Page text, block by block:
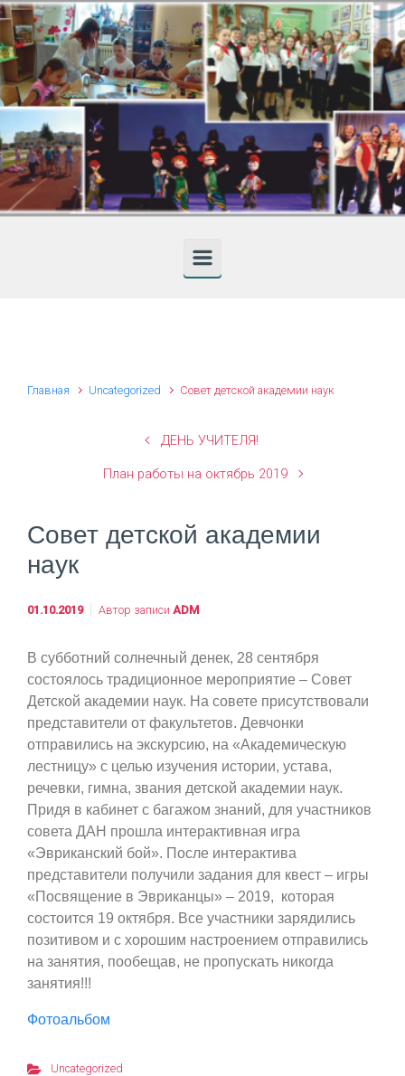
Skip to main content
Главная Uncategorized Совет детской академии наук
ДЕНЬ УЧИТЕЛЯ!
План работы на октябрь 2019
Совет детской академии
наук
01.10.2019 Автор записи ADM
В субботний солнечный денек, 28 сентября
состоялось традиционное мероприятие – Совет
Детской академии наук. На совете присутствовали
представители от факультетов. Девчонки
отправились на экскурсию, на «Академическую
лестницу» с целью изучения истории, устава,
речевки, гимна, звания детской академии наук.
Придя в кабинет с багажом знаний, для участников
совета ДАН прошла интерактивная игра
«Эвриканский бой». После интерактива
представители получили задания для квест – игры
«Посвящение в Эвриканцы» – 2019, которая
состоится 19 октября. Все участники зарядились
позитивом и с хорошим настроением отправились
на занятия, пообещав, не пропускать никогда
занятия!!!
Фотоальбом
Uncategorized